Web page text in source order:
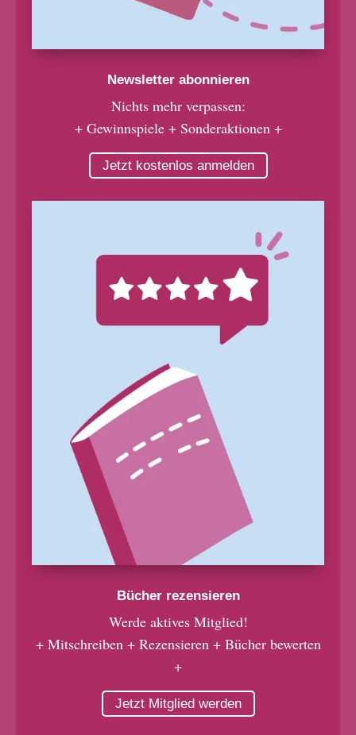
Newsletter abonnieren
Nichts mehr verpassen:
+ Gewinnspiele + Sonderaktionen +
Jetzt kostenlos anmelden
Bücher rezensieren
Werde aktives Mitglied!
+ Mitschreiben + Rezensieren + Bücher bewerten
+
Jetzt Mitglied werden